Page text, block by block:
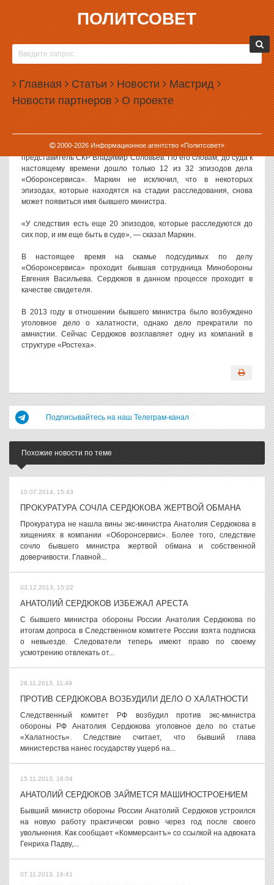
ПОЛИТСОВЕТ
Главная Статьи Новости Мастрид
Новости партнеров О проекте
2000-2026Информационное агентство «Политсовет»
13.03.2015, 10:10
НА СЕРДЮКОВА МОГУТ ЗАВЕСТИ НОВОЕ ДЕЛО
Следственный комитет может завести новое уголовное дело в
отношении экс-главы Минобороны Анатолия Сердюкова. Как
отмечает следствие, на стадии расследования находится около
20 эпизодов дела «Оборонсервиса».
О возможности нового уголовного преследования Сердюкова
накануне в эфире телеканала «Россия-1» заявил официальный
представитель СКР Владимир Соловьев. По его словам, до суда к
настоящему времени дошло только 12 из 32 эпизодов дела
«Оборонсервиса». Маркин не исключил, что в некоторых
эпизодах, которые находятся на стадии расследования, снова
может появиться имя бывшего министра.
«У следствия есть еще 20 эпизодов, которые расследуются до
сих пор, и им еще быть в суде», — сказал Маркин.
В настоящее время на скамье подсудимых по делу
«Оборонсервиса» проходит бывшая сотрудница Минобороны
Евгения Васильева. Сердюков в данном процессе проходит в
качестве свидетеля.
В 2013 году в отношении бывшего министра было возбуждено
уголовное дело о халатности, однако дело прекратили по
амнистии. Сейчас Сердюков возглавляет одну из компаний в
структуре «Ростеха».
Подписывайтесь на наш Телеграм-канал
Похожие новости по теме
10.07.2014, 15:43
ПРОКУРАТУРА СОЧЛА СЕРДЮКОВА ЖЕРТВОЙ ОБМАНА
Прокуратура не нашла вины экс-министра Анатолия Сердюкова в
хищениях в компании «Оборонсервис». Более того, следствие
сочло бывшего министра жертвой обмана и собственной
доверчивости. Главной...
03.12.2013, 15:22
АНАТОЛИЙ СЕРДЮКОВ ИЗБЕЖАЛ АРЕСТА
С бывшего министра обороны России Анатолия Сердюкова по
итогам допроса в Следственном комитете России взята подписка
о невыезде. Следователи теперь имеют право по своему
усмотрению отвлекать от...
28.11.2013, 11:49
ПРОТИВ СЕРДЮКОВА ВОЗБУДИЛИ ДЕЛО О ХАЛАТНОСТИ
Следственный комитет РФ возбудил против экс-министра
обороны РФ Анатолия Сердюкова уголовное дело по статье
«Халатность». Следствие считает, что бывший глава
министерства нанес государству ущерб на...
15.11.2013, 16:04
АНАТОЛИЙ СЕРДЮКОВ ЗАЙМЕТСЯ МАШИНОСТРОЕНИЕМ
Бывший министр обороны России Анатолий Сердюков устроился
на новую работу практически ровно через год после своего
увольнения. Как сообщает «Коммерсантъ» со ссылкой на адвоката
Генриха Падву,...
07.11.2013, 16:41